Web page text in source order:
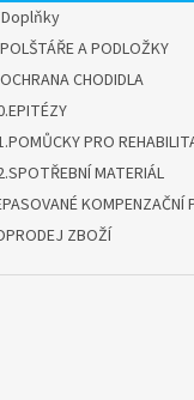
A PODLOŽKY
CHODIDLA
PRO
MATERIÁL
KOMPENZAČNÍ
ZBOŽÍ